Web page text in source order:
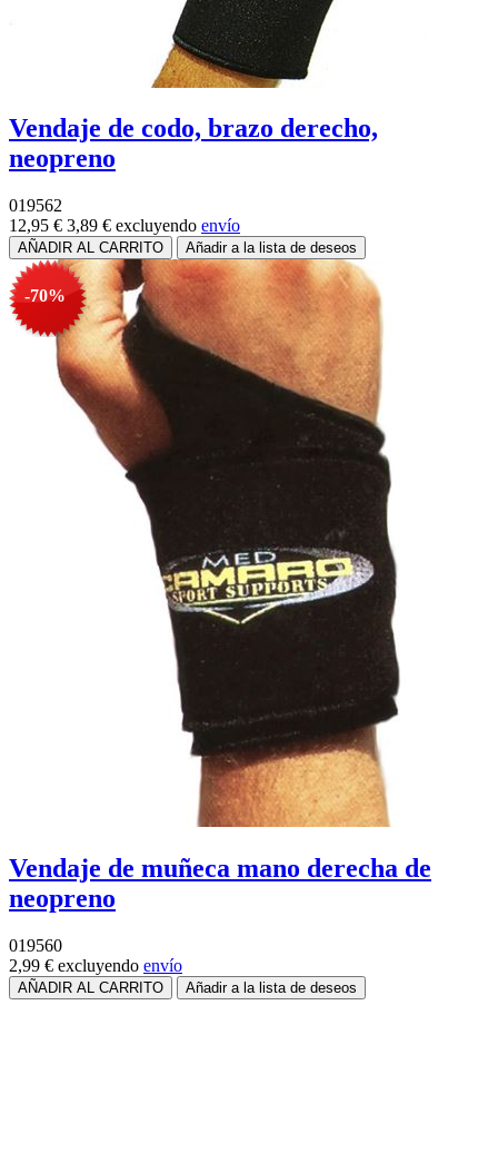
Vendaje de codo, brazo derecho,
neopreno
019562
12,95 € 3,89 € excluyendo envío
-70%
Vendaje de muñeca mano derecha de
neopreno
019560
2,99 € excluyendo envío